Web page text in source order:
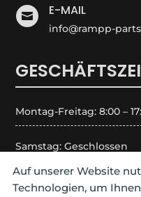
Auf unserer Website
Technologien, um
 E-MAIL
info@rampp-
Montag-Freitag: 8:00 –
Samstag: Geschlossen
Sonntag: Geschlossen